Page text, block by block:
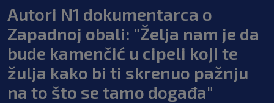
Autori N1 dokumentarca o
Zapadnoj obali: "Želja nam je da
bude kamenčić u cipeli koji te
žulja kako bi ti skrenuo pažnju
na to što se tamo događa"